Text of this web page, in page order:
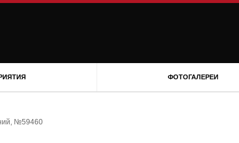
ФОТОГАЛЕРЕИ
№59460